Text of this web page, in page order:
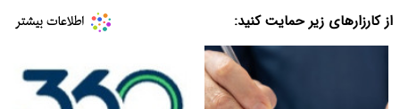
از کارزارهای زیر حمایت کنید: